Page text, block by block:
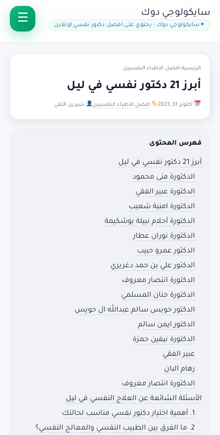
سايكولوجي دوك
سايكولوجي دوك : يحتوي على افضل دكتور نفسي اونلاين
الرئيسية›افضل الاطباء النفسيين
أبرز 21 دكتور نفسي في ليل
أكتوبر 31, 2023 افضل الاطباء النفسيين شيرين التقي
فهرس المحتوى
أبرز 21 دكتور نفسي في ليل
الدكتورة منى محمود
الدكتورة عبير الفقي
الدكتورة امنية شعيب
الدكتورة أحلام نبيلة بوشكيمة
الدكتورة نوران عطار
الدكتور عمرو حبيب
الدكتور علي بن حمد دغريري
الدكتورة انتصار معروف
الدكتورة حنان المسلمي
الدكتور حويس سالم عبدالله ال حويس
الدكتور ايمن سالم
الدكتورة نيفين حمزة
عبير الفقي
رهام البان
الدكتورة انتصار معروف
الأسئلة الشائعة عن العلاج النفسي في ليل
1. أهمية اختيار دكتور نفسي مناسب لحالتك
2. ما الفرق بين الطبيب النفسي والمعالج النفسي؟